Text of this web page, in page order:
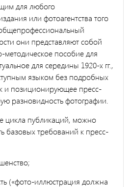
для любого
или фотоагентства того
они представляют собой
методическое пособие для
для середины 1920-х гг.,
языком без подробных
и позиционирующее пресс-
разновидность фотографии.
цикла публикаций, можно
базовых требований к пресс-
(«фото-иллюстрация должна